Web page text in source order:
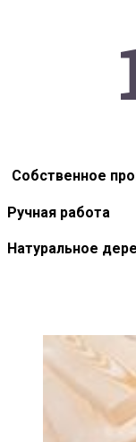
Собственное
Ручная работа
Натуральное